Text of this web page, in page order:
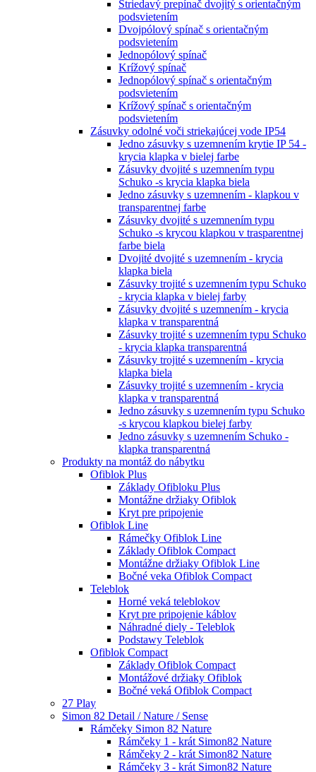
Striedavý prepínač dvojitý s orientačným
podsvietením
Dvojpólový spínač s orientačným
podsvietením
Jednopólový spínač
Krížový spínač
Jednopólový spínač s orientačným
podsvietením
Krížový spínač s orientačným
podsvietením
Zásuvky odolné voči striekajúcej vode IP54
Jedno zásuvky s uzemnením krytie IP 54 -
krycia klapka v bielej farbe
Zásuvky dvojité s uzemnením typu
Schuko -s krycia klapka biela
Jedno zásuvky s uzemnením - klapkou v
transparentnej farbe
Zásuvky dvojité s uzemnením typu
Schuko -s krycou klapkou v trasparentnej
farbe biela
Dvojité dvojité s uzemnením - krycia
klapka biela
Zásuvky trojité s uzemnením typu Schuko
- krycia klapka v bielej farby
Zásuvky dvojité s uzemnením - krycia
klapka v transparentná
Zásuvky trojité s uzemnením typu Schuko
- krycia klapka transparentná
Zásuvky trojité s uzemnením - krycia
klapka biela
Zásuvky trojité s uzemnením - krycia
klapka v transparentná
Jedno zásuvky s uzemnením typu Schuko
-s krycou klapkou bielej farby
Jedno zásuvky s uzemnením Schuko -
klapka transparentná
Produkty na montáž do nábytku
Ofiblok Plus
Základy Ofibloku Plus
Montážne držiaky Ofiblok
Kryt pre pripojenie
Ofiblok Line
Rámečky Ofiblok Line
Základy Ofiblok Compact
Montážne držiaky Ofiblok Line
Bočné veka Ofiblok Compact
Teleblok
Horné veká teleblokov
Kryt pre pripojenie káblov
Náhradné diely - Teleblok
Podstawy Teleblok
Ofiblok Compact
Základy Ofiblok Compact
Montážové držiaky Ofiblok
Bočné veká Ofiblok Compact
27 Play
Simon 82 Detail / Nature / Sense
Rámčeky Simon 82 Nature
Rámčeky 1 - krát Simon82 Nature
Rámčeky 2 - krát Simon82 Nature
Rámčeky 3 - krát Simon82 Nature